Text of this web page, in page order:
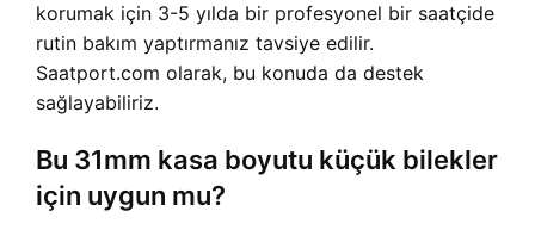
korumak için 3-5 yılda bir profesyonel bir saatçide
rutin bakım yaptırmanız tavsiye edilir.
Saatport.com olarak, bu konuda da destek
sağlayabiliriz.
Bu 31mm kasa boyutu küçük bilekler
için uygun mu?